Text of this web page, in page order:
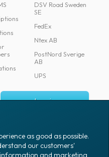
DSV Road Sweden
SE
FedEx
Ntex AB
PostNord Sverige
AB
UPS
Log in
Sign up
as good as possible.
our customers'
information and marketing